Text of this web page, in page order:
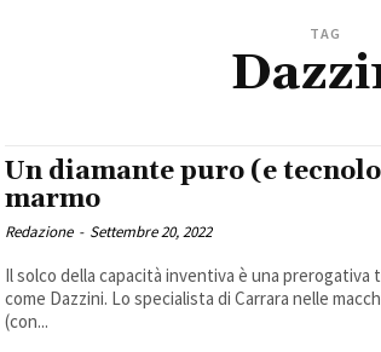
TAG
Un diamante puro (e
marmo
Redazione - Settembre 20, 2022
Il solco della capacità inventiva è una
come Dazzini. Lo specialista di Carrara nelle
(con...